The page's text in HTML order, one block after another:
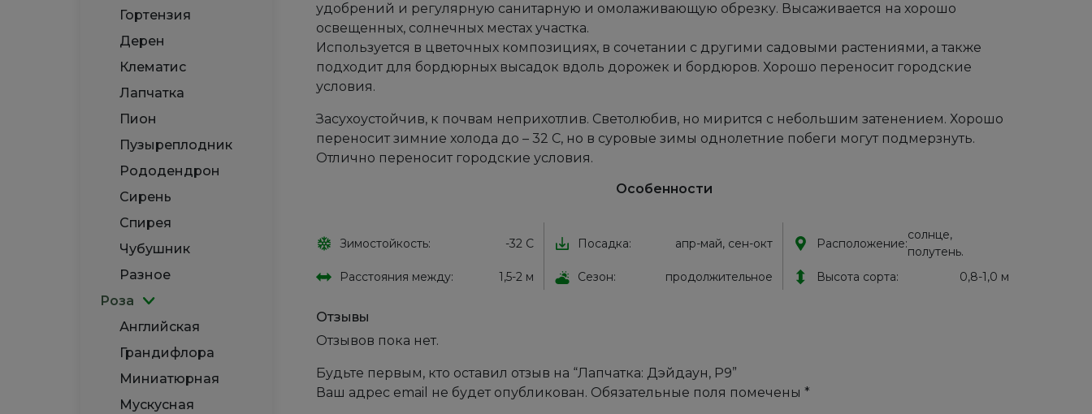
Гортензия
Дерен
Клематис
Лапчатка
Пион
Пузыреплодник
Рододендрон
Сирень
Спирея
Чубушник
Разное
Роза
Английская
Грандифлора
Миниатюрная
Мускусная
удобрений и регулярную санитарную и омолаживающую обрезку. Высаживается на хорошо
освещенных, солнечных местах участка.
Используется в цветочных композициях, в сочетании с другими садовыми растениями, а также
подходит для бордюрных высадок вдоль дорожек и бордюров. Хорошо переносит городские
условия.
Засухоустойчив, к почвам неприхотлив. Светолюбив, но мирится с небольшим затенением. Хорошо
переносит зимние холода до – 32 С, но в суровые зимы однолетние побеги могут подмерзнуть.
Отлично переносит городские условия.
Особенности
Зимостойкость: -32 С Посадка: апр-май, сен-окт Расположение:
солнце,
полутень.
Расстояния между:
1,5-2 м Сезон: продолжительное Высота сорта: 0,8-1,0 м
Отзывы
Отзывов пока нет.
Будьте первым, кто оставил отзыв на “Лапчатка: Дэйдаун, Р9”
Ваш адрес email не будет опубликован. Обязательные поля помечены *